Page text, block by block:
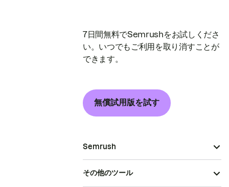
7日間無料でSemrushをお試しくださ
い。いつでもご利用を取り消すことが
できます。
無償試用版を試す
Semrush
その他のツール